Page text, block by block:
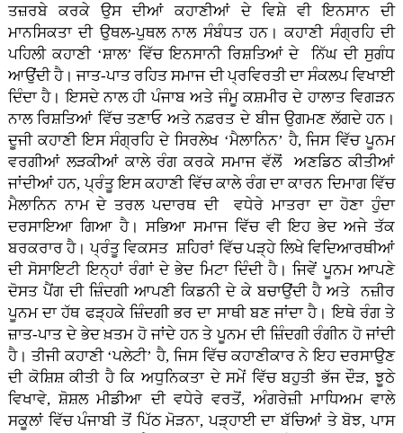
ਤਜ਼ਰਬੇ ਕਰਕੇ ਉਸ ਦੀਆਂ ਕਹਾਣੀਆਂ ਦੇ ਵਿਸ਼ੇ ਵੀ ਇਨਸਾਨ ਦੀ
ਮਾਨਸਿਕਤਾ ਦੀ ਉਥਲ-ਪੁਥਲ ਨਾਲ ਸੰਬੰਧਤ ਹਨ। ਕਹਾਣੀ ਸੰਗ੍ਰਹਿ ਦੀ
ਪਹਿਲੀ ਕਹਾਣੀ ‘ਸ਼ਾਲ’ ਵਿੱਚ ਇਨਸਾਨੀ ਰਿਸ਼ਤਿਆਂ ਦੇ ਨਿੱਘ ਦੀ ਸੁਗੰਧ
ਆਉਂਦੀ ਹੈ। ਜਾਤ-ਪਾਤ ਰਹਿਤ ਸਮਾਜ ਦੀ ਪ੍ਰਵਿਰਤੀ ਦਾ ਸੰਕਲਪ ਵਿਖਾਈ
ਦਿੰਦਾ ਹੈ। ਇਸਦੇ ਨਾਲ ਹੀ ਪੰਜਾਬ ਅਤੇ ਜੰਮੂ ਕਸ਼ਮੀਰ ਦੇ ਹਾਲਾਤ ਵਿਗੜਨ
ਨਾਲ ਰਿਸ਼ਤਿਆਂ ਵਿੱਚ ਤਣਾਓ ਅਤੇ ਨਫ਼ਰਤ ਦੇ ਬੀਜ ਉਗਮਣ ਲੱਗਦੇ ਹਨ।
ਦੂਜੀ ਕਹਾਣੀ ਇਸ ਸੰਗ੍ਰਹਿ ਦੇ ਸਿਰਲੇਖ ‘ਮੈਲਾਨਿਨ’ ਹੈ, ਜਿਸ ਵਿੱਚ ਪੂਨਮ
ਵਰਗੀਆਂ ਲੜਕੀਆਂ ਕਾਲੇ ਰੰਗ ਕਰਕੇ ਸਮਾਜ ਵੱਲੋਂ ਅਣਡਿਠ ਕੀਤੀਆਂ
ਜਾਂਦੀਆਂ ਹਨ, ਪ੍ਰੰਤੂ ਇਸ ਕਹਾਣੀ ਵਿੱਚ ਕਾਲੇ ਰੰਗ ਦਾ ਕਾਰਨ ਦਿਮਾਗ ਵਿੱਚ
ਮੈਲਾਨਿਨ ਨਾਮ ਦੇ ਤਰਲ ਪਦਾਰਥ ਦੀ ਵਧੇਰੇ ਮਾਤਰਾ ਦਾ ਹੋਣਾ ਹੁੰਦਾ
ਦਰਸਾਇਆ ਗਿਆ ਹੈ। ਸਭਿਆ ਸਮਾਜ ਵਿੱਚ ਵੀ ਇਹ ਭੇਦ ਅਜੇ ਤੱਕ
ਬਰਕਰਾਰ ਹੈ। ਪ੍ਰੰਤੂ ਵਿਕਸਤ ਸ਼ਹਿਰਾਂ ਵਿੱਚ ਪੜ੍ਹੇ ਲਿਖੇ ਵਿਦਿਆਰਥੀਆਂ
ਦੀ ਸੋਸਾਇਟੀ ਇਨ੍ਹਾਂ ਰੰਗਾਂ ਦੇ ਭੇਦ ਮਿਟਾ ਦਿੰਦੀ ਹੈ। ਜਿਵੇਂ ਪੂਨਮ ਆਪਣੇ
ਦੋਸਤ ਪੈਂਗ ਦੀ ਜ਼ਿੰਦਗੀ ਆਪਣੀ ਕਿਡਨੀ ਦੇ ਕੇ ਬਚਾਉਂਦੀ ਹੈ ਅਤੇ ਨਜ਼ੀਰ
ਪੂਨਮ ਦਾ ਹੱਥ ਫੜ੍ਹਕੇ ਜ਼ਿੰਦਗੀ ਭਰ ਦਾ ਸਾਥੀ ਬਣ ਜਾਂਦਾ ਹੈ। ਇਥੇ ਰੰਗ ਤੇ
ਜ਼ਾਤ-ਪਾਤ ਦੇ ਭੇਦ ਖ਼ਤਮ ਹੋ ਜਾਂਦੇ ਹਨ ਤੇ ਪੂਨਮ ਦੀ ਜ਼ਿੰਦਗੀ ਰੰਗੀਨ ਹੋ ਜਾਂਦੀ
ਹੈ। ਤੀਜੀ ਕਹਾਣੀ ‘ਪਲੇਟੀ’ ਹੈ, ਜਿਸ ਵਿੱਚ ਕਹਾਣੀਕਾਰ ਨੇ ਇਹ ਦਰਸਾਉਣ
ਦੀ ਕੋਸ਼ਿਸ਼ ਕੀਤੀ ਹੈ ਕਿ ਅਧੁਨਿਕਤਾ ਦੇ ਸਮੇਂ ਵਿੱਚ ਬਹੁਤੀ ਭੱਜ ਦੌੜ, ਝੂਠੇ
ਵਿਖਾਵੇ, ਸ਼ੋਸ਼ਲ ਮੀਡੀਆ ਦੀ ਵਧੇਰੇ ਵਰਤੋਂ, ਅੰਗਰੇਜ਼ੀ ਮਾਧਿਅਮ ਵਾਲੇ
ਸਕੂਲਾਂ ਵਿੱਚ ਪੰਜਾਬੀ ਤੋਂ ਪਿੱਠ ਮੋੜਨਾ, ਪੜ੍ਹਾਈ ਦਾ ਬੱਚਿਆਂ ਤੇ ਬੋਝ, ਪਾਸ